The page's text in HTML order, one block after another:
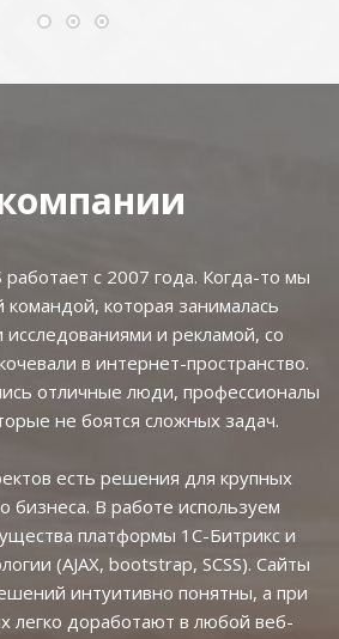
работает с 2007 года. Когда-то мы
которая занималась
и рекламой, со
в интернет-пространство.
отличные люди, профессионалы
не боятся сложных задач.
есть решения для крупных
бизнеса. В работе используем
платформы 1С-Битрикс и
(AJAX, bootstrap, SCSS). Сайты
интуитивно понятны, а при
легко доработают в любой веб-